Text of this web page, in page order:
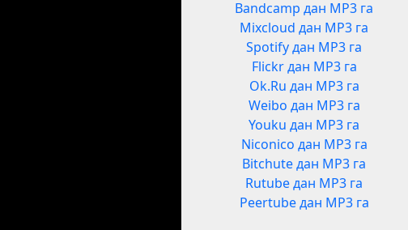
Bandcamp дан MP3 га
Mixcloud дан MP3 га
Spotify дан MP3 га
Flickr дан MP3 га
Ok.Ru дан MP3 га
Weibo дан MP3 га
Youku дан MP3 га
Niconico дан MP3 га
Bitchute дан MP3 га
Rutube дан MP3 га
Peertube дан MP3 га